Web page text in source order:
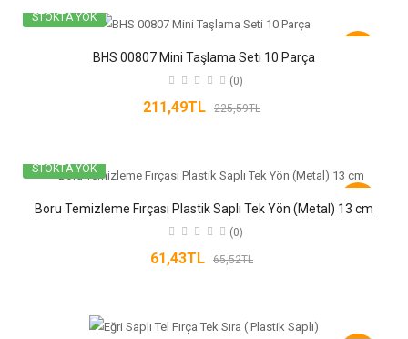
STOKTA YOK
BHS 00807 Mini Taşlama Seti 10 Parça
(0)
211,49TL 225,59TL
STOKTA YOK
Boru Temizleme Fırçası Plastik Saplı Tek Yön (Metal) 13 cm
(0)
61,43TL 65,52TL